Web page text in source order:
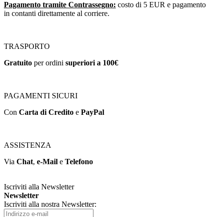
Pagamento tramite Contrassegno: costo di 5 EUR e pagamento
in contanti direttamente al corriere.
TRASPORTO
Gratuito per ordini superiori a 100€
PAGAMENTI SICURI
Con Carta di Credito e PayPal
ASSISTENZA
Via Chat, e-Mail e Telefono
Iscriviti alla Newsletter
Newsletter
Iscriviti alla nostra Newsletter: